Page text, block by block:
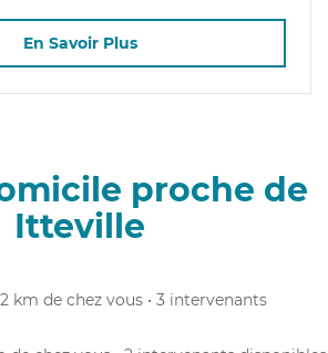
En Savoir Plus
proche de
Itteville
2 km de chez vous • 3 intervenants